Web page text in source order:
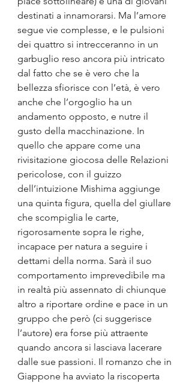
destinati a innamorarsi. Ma l’amore
segue vie complesse, e le pulsioni
dei quattro si intrecceranno in un
garbuglio reso ancora più intricato
dal fatto che se è vero che la
bellezza sfiorisce con l’età, è vero
anche che l’orgoglio ha un
andamento opposto, e nutre il
gusto della macchinazione. In
quello che appare come una
rivisitazione giocosa delle Relazioni
pericolose, con il guizzo
dell’intuizione Mishima aggiunge
una quinta figura, quella del giullare
che scompiglia le carte,
rigorosamente sopra le righe,
incapace per natura a seguire i
dettami della norma. Sarà il suo
comportamento imprevedibile ma
in realtà più assennato di chiunque
altro a riportare ordine e pace in un
gruppo che però (ci suggerisce
l’autore) era forse più attraente
quando ancora si lasciava lacerare
dalle sue passioni. Il romanzo che in
Giappone ha avviato la riscoperta